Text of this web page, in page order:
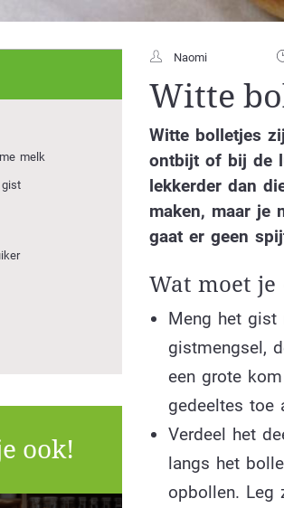
melk
ook!
Naomi
Witte
Witte bolletjes
ontbijt of bij de
lekkerder dan
maken, maar je
gaat er geen
Wat moet je
Meng het gist
gistmengsel,
een grote
gedeeltes toe
Verdeel het
langs het
opbollen. Leg